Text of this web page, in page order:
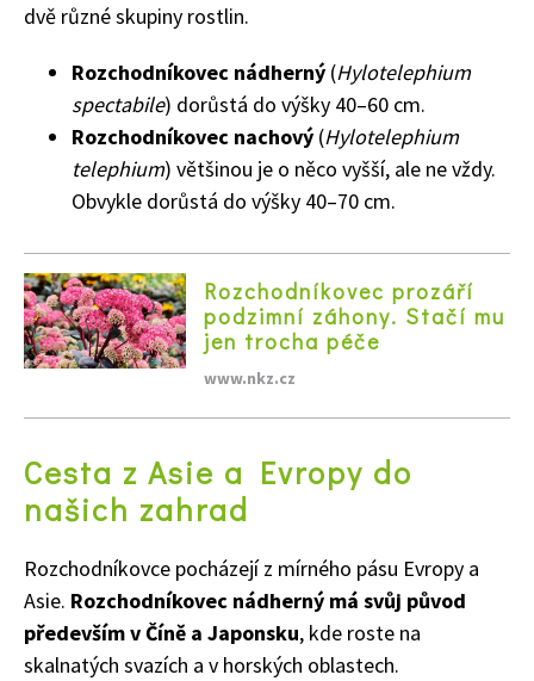
dvě různé skupiny rostlin.
Rozchodníkovec nádherný (Hylotelephium
spectabile) dorůstá do výšky 40–60 cm.
Rozchodníkovec nachový (Hylotelephium
telephium) většinou je o něco vyšší, ale ne vždy.
Obvykle dorůstá do výšky 40–70 cm.
Rozchodníkovec prozáří
podzimní záhony. Stačí mu
jen trocha péče
www.nkz.cz
Cesta z Asie a Evropy do
našich zahrad
Rozchodníkovce pocházejí z mírného pásu Evropy a
Asie. Rozchodníkovec nádherný má svůj původ
především v Číně a Japonsku, kde roste na
skalnatých svazích a v horských oblastech.